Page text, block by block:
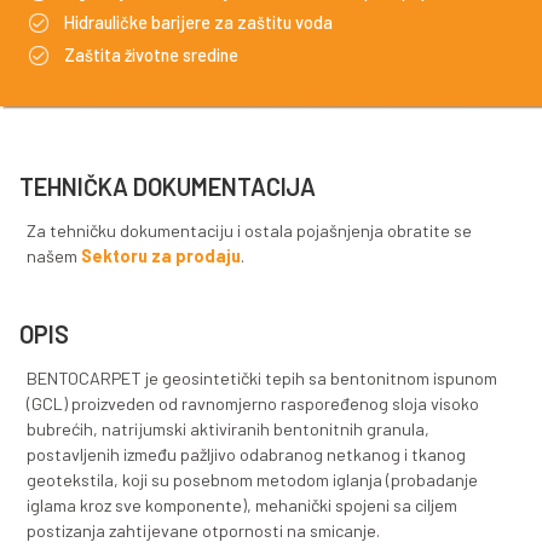
izgradnju zahtjevnih hidrauličkih barijera
Izgradnja brtvenih slojeva za odlagališta otpada
Hidrauličke barijere za zaštitu voda
Zaštita životne sredine
TEHNIČKA DOKUMENTACIJA
Za tehničku dokumentaciju i ostala pojašnjenja
našemSektoru za prodaju .